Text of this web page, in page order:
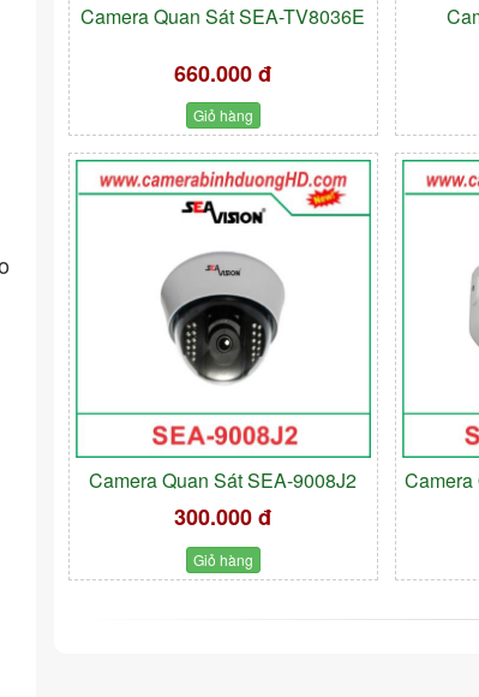
Camera Quan Sát SEA-TV8036E
660.000 đ
Giỏ hàng
Camera Quan Sát SEA-9008J2
300.000 đ
Giỏ hàng